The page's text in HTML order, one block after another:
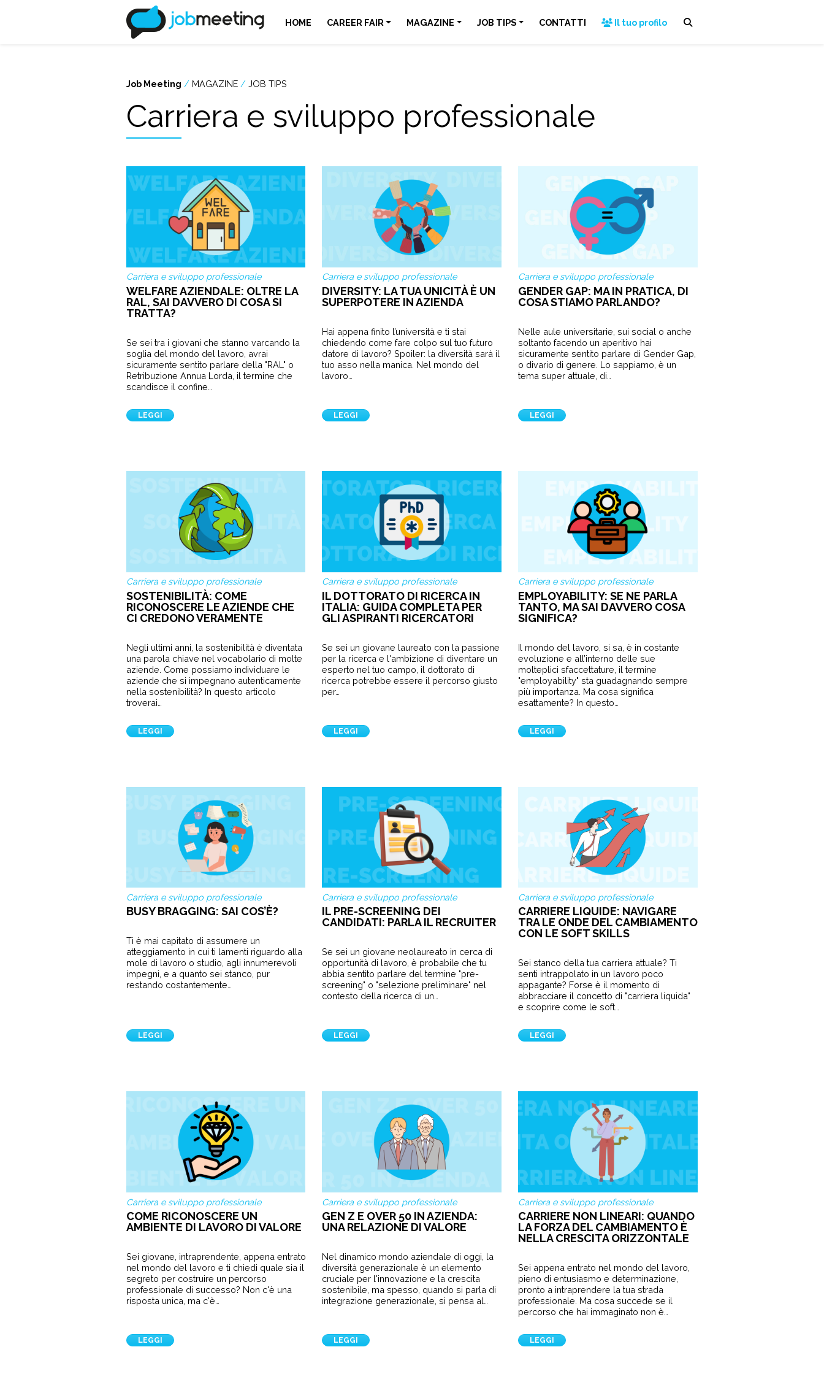
HOME CAREER FAIR MAGAZINE JOB TIPS CONTATTI Il tuo profilo
Job Meeting / MAGAZINE / JOB TIPS
Carriera e sviluppo professionale
Carriera e sviluppo professionale
WELFARE AZIENDALE: OLTRE LA
RAL, SAI DAVVERO DI COSA SI
TRATTA?
Se sei tra i giovani che stanno varcando la
soglia del mondo del lavoro, avrai
sicuramente sentito parlare della "RAL" o
Retribuzione Annua Lorda, il termine che
scandisce il confine…
LEGGI
Carriera e sviluppo professionale
DIVERSITY: LA TUA UNICITÀ È UN
SUPERPOTERE IN AZIENDA
Hai appena finito l’università e ti stai
chiedendo come fare colpo sul tuo futuro
datore di lavoro? Spoiler: la diversità sarà il
tuo asso nella manica. Nel mondo del
lavoro…
LEGGI
Carriera e sviluppo professionale
GENDER GAP: MA IN PRATICA, DI
COSA STIAMO PARLANDO?
Nelle aule universitarie, sui social o anche
soltanto facendo un aperitivo hai
sicuramente sentito parlare di Gender Gap,
o divario di genere. Lo sappiamo, è un
tema super attuale, di…
LEGGI
Carriera e sviluppo professionale
SOSTENIBILITÀ: COME
RICONOSCERE LE AZIENDE CHE
CI CREDONO VERAMENTE
Negli ultimi anni, la sostenibilità è diventata
una parola chiave nel vocabolario di molte
aziende. Come possiamo individuare le
aziende che si impegnano autenticamente
nella sostenibilità? In questo articolo
troverai…
LEGGI
Carriera e sviluppo professionale
IL DOTTORATO DI RICERCA IN
ITALIA: GUIDA COMPLETA PER
GLI ASPIRANTI RICERCATORI
Se sei un giovane laureato con la passione
per la ricerca e l'ambizione di diventare un
esperto nel tuo campo, il dottorato di
ricerca potrebbe essere il percorso giusto
per…
LEGGI
Carriera e sviluppo professionale
EMPLOYABILITY: SE NE PARLA
TANTO, MA SAI DAVVERO COSA
SIGNIFICA?
Il mondo del lavoro, si sa, è in costante
evoluzione e all’interno delle sue
molteplici sfaccettature, il termine
"employability" sta guadagnando sempre
più importanza. Ma cosa significa
esattamente? In questo…
LEGGI
Carriera e sviluppo professionale
BUSY BRAGGING: SAI COS’È?
Ti è mai capitato di assumere un
atteggiamento in cui ti lamenti riguardo alla
mole di lavoro o studio, agli innumerevoli
impegni, e a quanto sei stanco, pur
restando costantemente…
LEGGI
Carriera e sviluppo professionale
IL PRE-SCREENING DEI
CANDIDATI: PARLA IL RECRUITER
Se sei un giovane neolaureato in cerca di
opportunità di lavoro, è probabile che tu
abbia sentito parlare del termine "pre-
screening" o "selezione preliminare" nel
contesto della ricerca di un…
LEGGI
Carriera e sviluppo professionale
CARRIERE LIQUIDE: NAVIGARE
TRA LE ONDE DEL CAMBIAMENTO
CON LE SOFT SKILLS
Sei stanco della tua carriera attuale? Ti
senti intrappolato in un lavoro poco
appagante? Forse è il momento di
abbracciare il concetto di "carriera liquida"
e scoprire come le soft…
LEGGI
Carriera e sviluppo professionale
COME RICONOSCERE UN
AMBIENTE DI LAVORO DI VALORE
Sei giovane, intraprendente, appena entrato
nel mondo del lavoro e ti chiedi quale sia il
segreto per costruire un percorso
professionale di successo? Non c'è una
risposta unica, ma c'è…
LEGGI
Carriera e sviluppo professionale
GEN Z E OVER 50 IN AZIENDA:
UNA RELAZIONE DI VALORE
Nel dinamico mondo aziendale di oggi, la
diversità generazionale è un elemento
cruciale per l'innovazione e la crescita
sostenibile, ma spesso, quando si parla di
integrazione generazionale, si pensa al…
LEGGI
Carriera e sviluppo professionale
CARRIERE NON LINEARI: QUANDO
LA FORZA DEL CAMBIAMENTO È
NELLA CRESCITA ORIZZONTALE
Sei appena entrato nel mondo del lavoro,
pieno di entusiasmo e determinazione,
pronto a intraprendere la tua strada
professionale. Ma cosa succede se il
percorso che hai immaginato non è…
LEGGI